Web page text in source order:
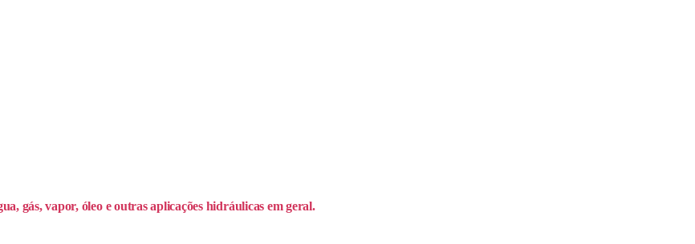
gás, vapor, óleo e outras aplicações hidráulicas em geral.